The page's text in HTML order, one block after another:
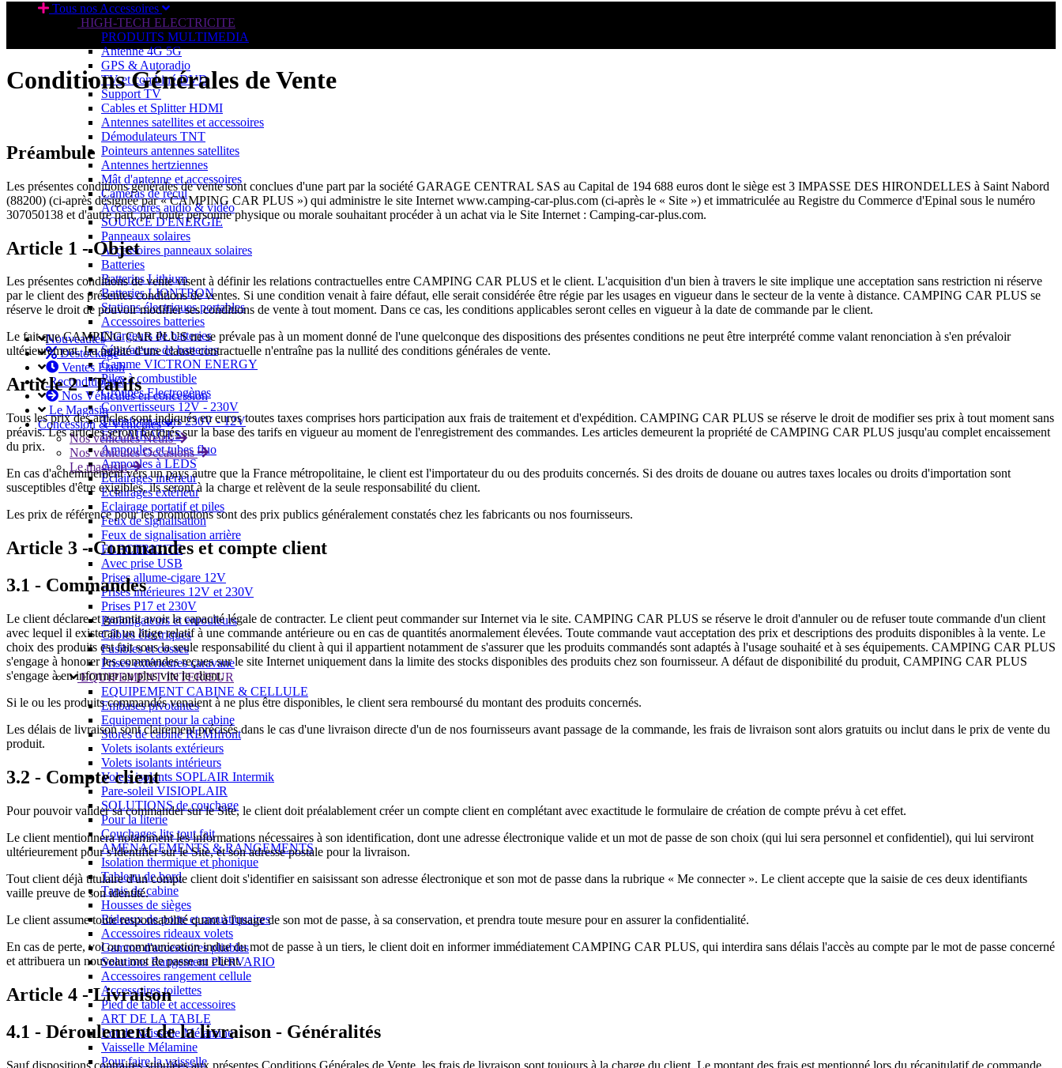
Tous nos Accessoires
HIGH-TECH ELECTRICITE
PRODUITS MULTIMEDIA
Antenne 4G 5G
GPS & Autoradio
TV et combiné DVD
Support TV
Cables et Splitter HDMI
Antennes satellites et accessoires
Démodulateurs TNT
Pointeurs antennes satellites
Antennes hertziennes
Mât d'antenne et accessoires
Caméras de recul
Accessoires audio & vidéo
SOURCE D'ENERGIE
Panneaux solaires
Accessoires panneaux solaires
Batteries
Batteries Lithium
Batteries LIONTRON
Stations électriques portables
Accessoires batteries
Chargeurs de batteries
Séparateurs de batteries
Gamme VICTRON ENERGY
Piles à combustible
Groupes Electrogènes
Convertisseurs 12V - 230V
Transformateurs 230V - 12V
ECLAIRAGES
Ampoules et tubes fluo
Ampoules à LEDS
Eclairages intérieur
Eclairages extérieur
Eclairage portatif et piles
Feux de signalisation
Feux de signalisation arrière
ELECTRICITE
Avec prise USB
Prises allume-cigare 12V
Prises intérieures 12V et 230V
Prises P17 et 230V
Prolongateurs et enrouleurs
Câbles électriques
Fusibles et cosses
Prises extérieures caravane
EQUIPEMENT INTERIEUR
EQUIPEMENT CABINE & CELLULE
Embases pivotantes
Equipement pour la cabine
Stores de cabine REMIfront
Volets isolants extérieurs
Volets isolants intérieurs
Volets isolants SOPLAIR Intermik
Pare-soleil VISIOPLAIR
SOLUTIONS de couchage
Pour la literie
Couchages lits tout fait
AMÉNAGEMENTS & RANGEMENTS
Isolation thermique et phonique
Tableau de bord
Tapis de cabine
Housses de sièges
Rideaux de porte et moustiquaires
Accessoires rideaux volets
Gamme d'accessoires pliables
Solutions Rangement PURVARIO
Accessoires rangement cellule
Accessoires toilettes
Pied de table et accessoires
ART DE LA TABLE
Lot de Vaisselle Mélamine
Vaisselle Mélamine
Pour faire la vaisselle
Nouveautés
Déstockage
Ventes Flash
Reconditionnés
Nos Véhicules en concession
Le Magasin
Concession & Véhicules
Nos véhicules Neufs
Nos véhicules Occasions
Le magasin
Conditions Générales de Vente
Préambule
Les présentes conditions générales de vente sont conclues d'une part par la société GARAGE CENTRAL SAS au Capital de 194 688 euros dont le siège est 3 IMPASSE DES HIRONDELLES à Saint Nabord
(88200) (ci-après désignée par « CAMPING CAR PLUS ») qui administre le site Internet www.camping-car-plus.com (ci-après le « Site ») et immatriculée au Registre du Commerce d'Epinal sous le numéro
307050138 et d'autre part, par toute personne physique ou morale souhaitant procéder à un achat via le Site Internet : Camping-car-plus.com.
Article 1 - Objet
Les présentes conditions de vente visent à définir les relations contractuelles entre CAMPING CAR PLUS et le client. L'acquisition d'un bien à travers le site implique une acceptation sans restriction ni réserve
par le client des présentes conditions de ventes. Si une condition venait à faire défaut, elle serait considérée être régie par les usages en vigueur dans le secteur de la vente à distance. CAMPING CAR PLUS se
réserve le droit de pouvoir modifier ses conditions de vente à tout moment. Dans ce cas, les conditions applicables seront celles en vigueur à la date de commande par le client.
Le fait que CAMPING CAR PLUS ne se prévale pas à un moment donné de l'une quelconque des dispositions des présentes conditions ne peut être interprété comme valant renonciation à s'en prévaloir
ultérieurement. La nullité d'une clause contractuelle n'entraîne pas la nullité des conditions générales de vente.
Article 2 - Tarifs
Tous les prix des articles sont indiqués en euros toutes taxes comprises hors participation aux frais de traitement et d'expédition. CAMPING CAR PLUS se réserve le droit de modifier ses prix à tout moment sans
préavis. Les articles seront facturés sur la base des tarifs en vigueur au moment de l'enregistrement des commandes. Les articles demeurent la propriété de CAMPING CAR PLUS jusqu'au complet encaissement
du prix.
En cas d'acheminement vers un pays autre que la France métropolitaine, le client est l'importateur du ou des produits concernés. Si des droits de douane ou autres taxes locales ou droits d'importation sont
susceptibles d'être exigibles, ils seront à la charge et relèvent de la seule responsabilité du client.
Les prix de référence pour les promotions sont des prix publics généralement constatés chez les fabricants ou nos fournisseurs.
Article 3 - Commandes et compte client
3.1 - Commandes
Le client déclare et garantit avoir la capacité légale de contracter. Le client peut commander sur Internet via le site. CAMPING CAR PLUS se réserve le droit d'annuler ou de refuser toute commande d'un client
avec lequel il existerait un litige relatif à une commande antérieure ou en cas de quantités anormalement élevées. Toute commande vaut acceptation des prix et descriptions des produits disponibles à la vente. Le
choix des produits est fait sous la seule responsabilité du client à qui il appartient notamment de s'assurer que les produits commandés sont adaptés à l'usage souhaité et à ses équipements. CAMPING CAR PLUS
s'engage à honorer les commandes reçues sur le site Internet uniquement dans la limite des stocks disponibles des produits chez son fournisseur. A défaut de disponibilité du produit, CAMPING CAR PLUS
s'engage à en informer au plus vite le client.
Si le ou les produits commandés venaient à ne plus être disponibles, le client sera remboursé du montant des produits concernés.
Les délais de livraison sont clairement précisés dans le cas d'une livraison directe d'un de nos fournisseurs avant passage de la commande, les frais de livraison sont alors gratuits ou inclut dans le prix de vente du
produit.
3.2 - Compte client
Pour pouvoir valider sa commander sur le Site, le client doit préalablement créer un compte client en complétant avec exactitude le formulaire de création de compte prévu à cet effet.
Le client mentionnera notamment les informations nécessaires à son identification, dont une adresse électronique valide et un mot de passe de son choix (qui lui sera personnel et confidentiel), qui lui serviront
ultérieurement pour s'identifier sur le Site, et son adresse postale pour la livraison.
Tout client déjà titulaire d'un compte client doit s'identifier en saisissant son adresse électronique et son mot de passe dans la rubrique « Me connecter ». Le client accepte que la saisie de ces deux identifiants
vaille preuve de son identité.
Le client assume toute responsabilité quant à l'usage de son mot de passe, à sa conservation, et prendra toute mesure pour en assurer la confidentialité.
En cas de perte, vol ou communication indue du mot de passe à un tiers, le client doit en informer immédiatement CAMPING CAR PLUS, qui interdira sans délais l'accès au compte par le mot de passe concerné
et attribuera un nouveau mot de passe au client.
Article 4 - Livraison
4.1 - Déroulement de la livraison - Généralités
Sauf dispositions contraires stipulées aux présentes Conditions Générales de Vente, les frais de livraison sont toujours à la charge du client. Le montant des frais est mentionné lors du récapitulatif de commande,